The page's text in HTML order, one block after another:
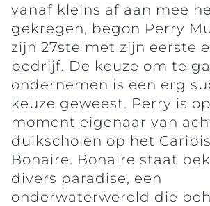
vanaf kleins af aan mee
gekregen, begon Perry
zijn 27ste met zijn eerste
bedrijf. De keuze om te
ondernemen is een erg
keuze geweest. Perry is
moment eigenaar van
duikscholen op het
Bonaire. Bonaire staat
divers paradise, een
onderwaterwereld die